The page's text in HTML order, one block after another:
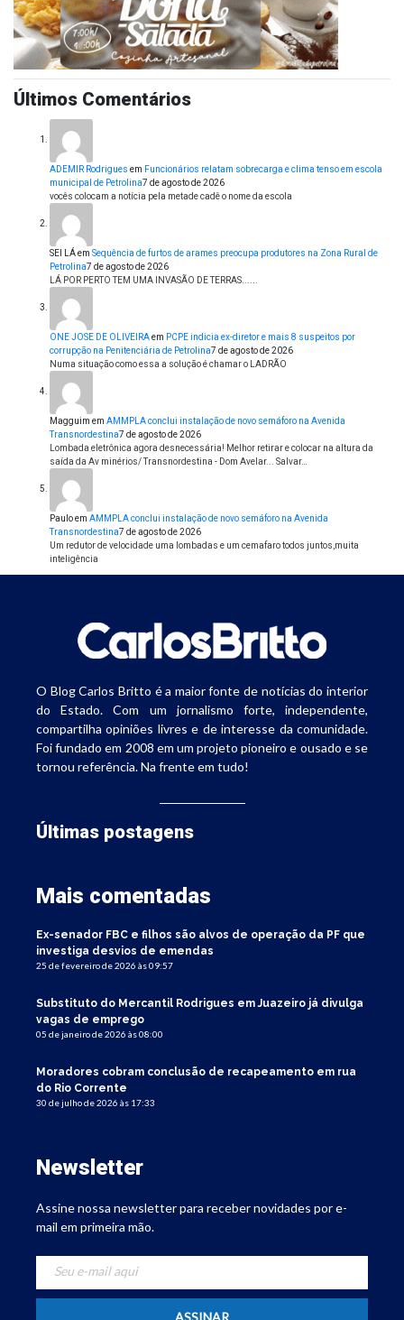
Últimos Comentários
ADEMIR Rodrigues em Funcionários relatam sobrecarga e clima tenso em escola
municipal de Petrolina7 de agosto de 2026
vocês colocam a notícia pela metade cadê o nome da escola
SEI LÁem Sequência de furtos de arames preocupa produtores na Zona Rural de
Petrolina7 de agosto de 2026
LÁ POR PERTO TEM UMA INVASÃO DE TERRAS......
ONE JOSE DE OLIVEIRAem PCPE indicia ex-diretor e mais 8 suspeitos por
corrupção na Penitenciária de Petrolina7 de agosto de 2026
Numa situação como essa a solução é chamar o LADRÃO
Magguim em AMMPLA conclui instalação de novo semáforo na Avenida
Transnordestina7 de agosto de 2026
Lombada eletrônica agora desnecessária! Melhor retirar e colocar na altura da
saída da Av minérios/ Transnordestina - Dom Avelar... Salvar…
Pauloem AMMPLA conclui instalação de novo semáforo na Avenida
Transnordestina7 de agosto de 2026
Um redutor de velocidade uma lombadas e um cemafaro todos juntos,muita
inteligência
O Blog Carlos Britto é a maior fonte de notícias do interior
do Estado. Com um jornalismo forte, independente,
compartilha opiniões livres e de interesse da comunidade.
Foi fundado em 2008 em um projeto pioneiro e ousado e se
tornou referência. Na frente em tudo!
Últimas postagens
Mais comentadas
Ex-senador FBC e filhos são alvos de operação da PF que
investiga desvios de emendas
25 de fevereiro de 2026 às 09:57
Substituto do Mercantil Rodrigues em Juazeiro já divulga
vagas de emprego
05 de janeiro de 2026 às 08:00
Moradores cobram conclusão de recapeamento em rua
do Rio Corrente
30 de julho de 2026 às 17:33
Newsletter
Assine nossa newsletter para receber novidades por e-
mail em primeira mão.